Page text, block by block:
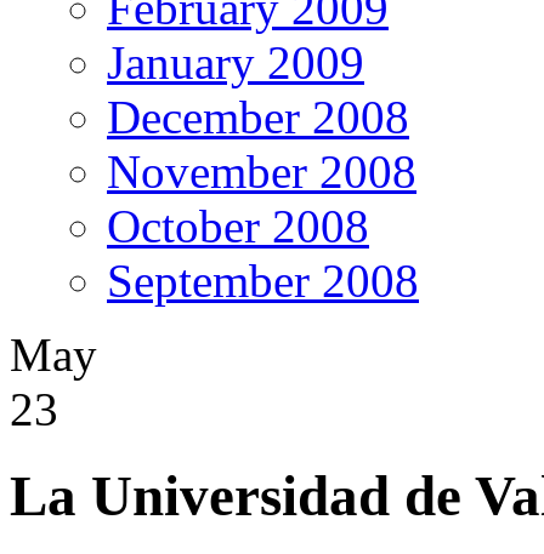
January 2009
December 2008
November 2008
October 2008
September 2008
May
23
La Universidad de